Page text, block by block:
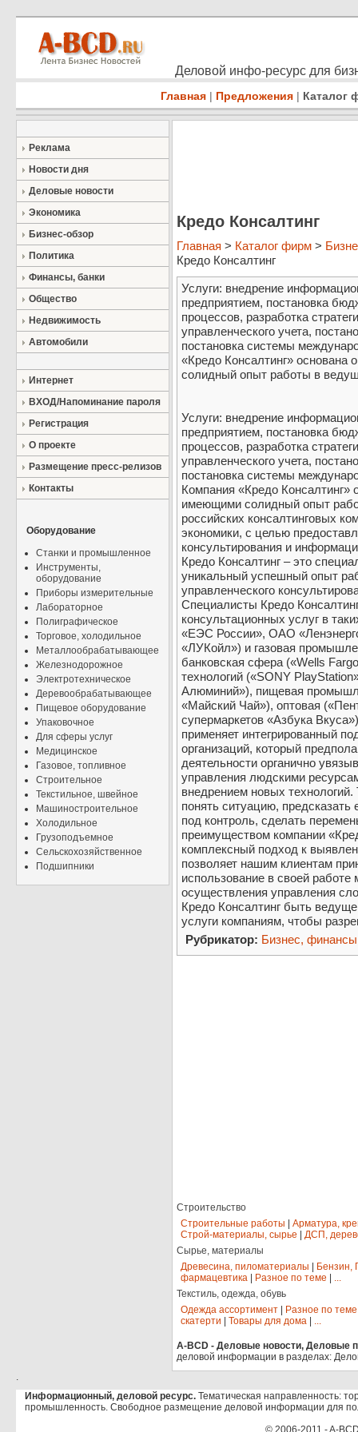
Деловой инфо-ресурс для
Главная | Предложения | Каталог
Реклама
Новости дня
Деловые новости
Экономика
Бизнес-обзор
Политика
Финансы, банки
Общество
Недвижимость
Автомобили
Интернет
ВХОД/Напоминание пароля
Регистрация
О проекте
Размещение пресс-релизов
Контакты
Оборудование
Станки и промышленное
Инструменты,
оборудование
Приборы измерительные
Лабораторное
Полиграфическое
Торговое, холодильное
Металлообрабатывающее
Железнодорожное
Электротехническое
Деревообрабатывающее
Пищевое оборудование
Упаковочное
Для сферы услуг
Медицинское
Газовое, топливное
Строительное
Текстильное, швейное
Машиностроительное
Холодильное
Грузоподъемное
Сельскохозяйственное
Подшипники
Кредо Консалтинг
Главная > Каталог фирм >
Кредо Консалтинг
Услуги: внедрение
предприятием, постановка
процессов, разработка
управленческого учета,
постановка системы
«Кредо Консалтинг»
солидный опыт работы в
Услуги: внедрение
предприятием, постановка
процессов, разработка
управленческого учета,
постановка системы
Компания «Кредо
имеющими солидный опыт
российских консалтинговых
экономики, с целью
консультирования и
Кредо Консалтинг – это
уникальный успешный опыт
управленческого
Специалисты Кредо
консультационных услуг в
«ЕЭС России», ОАО
«ЛУКойл») и газовая
банковская сфера («Wells
технологий («SONY
Алюминий»), пищевая
«Майский Чай»), оптовая
супермаркетов «Азбука
применяет интегрированный
организаций, который
деятельности органично
управления людскими
внедрением новых
понять ситуацию, предсказать
под контроль, сделать
преимуществом компании
комплексный подход к
позволяет нашим клиентам
использование в своей
осуществления управления
Кредо Консалтинг быть
услуги компаниям, чтобы
Рубрикатор: Бизнес, финансы
Строительство
Строительные работы
Арматура,
Строй-материалы, сырье
ДСП,
Сырье, материалы
Древесина, пиломатериалы
Бензин,
фармацевтика
Разное по теме
...
Текстиль, одежда, обувь
Одежда ассортимент
Разное по теме
скатерти
Товары для дома ...
A-BCD - Деловые новости, Деловые
деловой информации в разделах:
.
Информационный, деловой ресурс. Тематическая направленность:
промышленность. Свободное размещение деловой информации для